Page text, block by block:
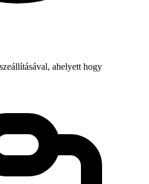
ahelyett hogy